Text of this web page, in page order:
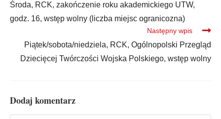
Środa, RCK, zakończenie roku akademickiego UTW,
godz. 16, wstęp wolny (liczba miejsc ogranicozna)
Następny wpis
Piątek/sobota/niedziela, RCK, Ogólnopolski Przegląd
Dziecięcej Twórczości Wojska Polskiego, wstęp wolny
Dodaj komentarz